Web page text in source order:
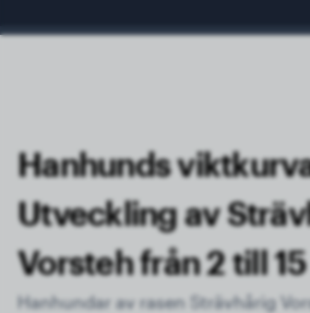
Hanhunds
Utveckling av
Vorsteh från 2 till
Hanhundar av rasen Strävhårig